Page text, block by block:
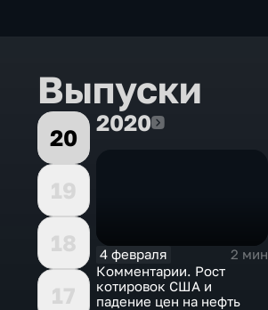
Выпуски
20
19
18
17
20202020
4 февраля
2 мин
Комментарии. Рост
котировок США и
падение цен на нефть